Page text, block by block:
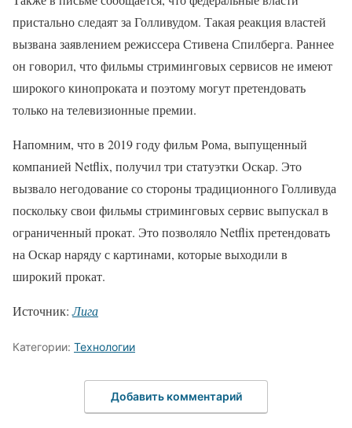
пристально следаят за Голливудом. Такая реакция властей
вызвана заявлением режиссера Стивена Спилберга. Раннее
он говорил, что фильмы стриминговых сервисов не имеют
широкого кинопроката и поэтому могут претендовать
только на телевизионные премии.
Напомним, что в 2019 году фильм Рома, выпущенный
компанией Netflix, получил три статуэтки Оскар. Это
вызвало негодование со стороны традиционного Голливуда
поскольку свои фильмы стриминговых сервис выпускал в
ограниченный прокат. Это позволяло Netflix претендовать
на Оскар наряду с картинами, которые выходили в
широкий прокат.
Источник:Лига
Категории: Технологии
Добавить комментарий